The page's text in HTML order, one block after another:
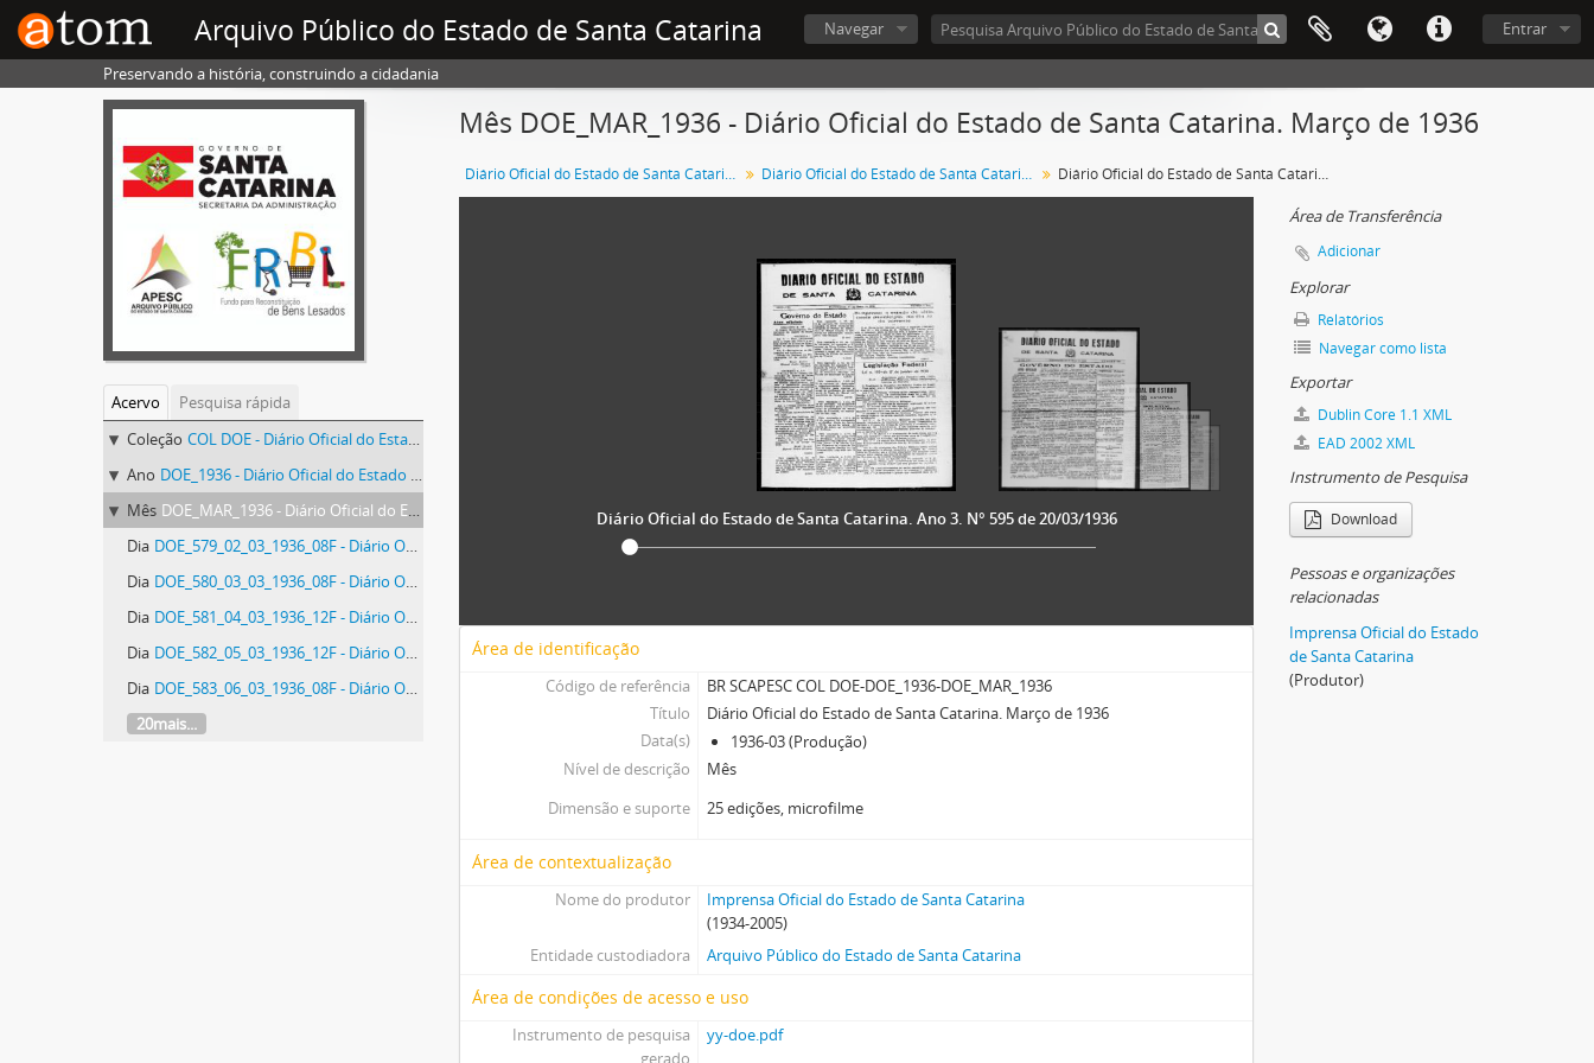
Arquivo Público do Estado de Santa Catarina Entrar
Navegar
Preservando a história, construindo a cidadania
Acervo
Pesquisa rápida
Coleção COL DOE - Diário Oficial do Estado de Santa Catarina
Ano DOE_1936 - Diário Oficial do Estado de Santa Catarina. 1936
Mês DOE_MAR_1936 - Diário Oficial do Estado de Santa Catarina. Março de 1936
Dia DOE_579_02_03_1936_08F - Diário Oficial do Estado de Santa Catarina. Ano 3. N° 579 de 02/03/1936
Dia DOE_580_03_03_1936_08F - Diário Oficial do Estado de Santa Catarina. Ano 3. N° 580 de 03/03/1936
Dia DOE_581_04_03_1936_12F - Diário Oficial do Estado de Santa Catarina. Ano 3. N° 581 de 04/03/1936
Dia DOE_582_05_03_1936_12F - Diário Oficial do Estado de Santa Catarina. Ano 3. N° 582 de 05/03/1936
Dia DOE_583_06_03_1936_08F - Diário Oficial do Estado de Santa Catarina. Ano 3. N° 583 de 06/03/1936
20mais...
Mês DOE_MAR_1936 - Diário Oficial do Estado de Santa Catarina. Março de 1936
Diário Oficial do Estado de Santa Catarina Diário Oficial do Estado de Santa Catarina. 1936 Diário Oficial do Estado de Santa Catarina. Março de 1936
Diário Oficial do Estado de Santa Catarina. Ano 3. N° 595 de 20/03/1936
Área de identificação
Código de referência
BR SCAPESC COL DOE-DOE_1936-DOE_MAR_1936
Título
Diário Oficial do Estado de Santa Catarina. Março de 1936
Data(s)
1936-03 (Produção)
Nível de descrição
Mês
Dimensão e suporte
25 edições, microfilme
Área de contextualização
Nome do produtor
Imprensa Oficial do Estado de Santa Catarina
(1934-2005)
Entidade custodiadora
Arquivo Público do Estado de Santa Catarina
Área de condições de acesso e uso
Instrumento de pesquisa
gerado
yy-doe.pdf
Área de Transferência
Adicionar
Explorar
Relatórios
Navegar como lista
Exportar
Dublin Core 1.1 XML
EAD 2002 XML
Instrumento de Pesquisa
Download
Pessoas e organizações
relacionadas
Imprensa Oficial do Estado
de Santa Catarina
(Produtor)